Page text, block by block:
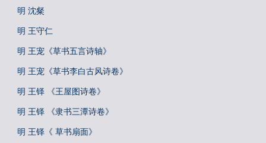
明 沈粲
明 王守仁
明 王宠《草书五言诗轴》
明 王宠《草书李白古风诗卷》
明 王铎 《王屋图诗卷》
明 王铎 《隶书三潭诗卷》
明 王铎《 草书扇面》